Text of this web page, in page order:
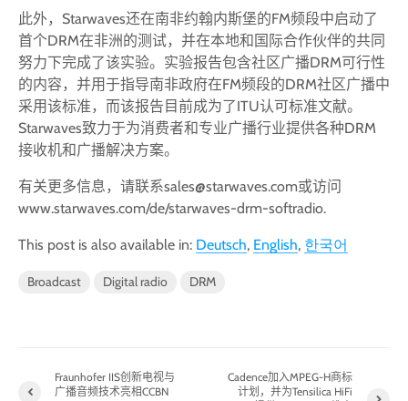
此外，Starwaves还在南非约翰内斯堡的FM频段中启动了
首个DRM在非洲的测试，并在本地和国际合作伙伴的共同
努力下完成了该实验。实验报告包含社区广播DRM可行性
的内容，并用于指导南非政府在FM频段的DRM社区广播中
采用该标准，而该报告目前成为了ITU认可标准文献。
Starwaves致力于为消费者和专业广播行业提供各种DRM
接收机和广播解决方案。
有关更多信息，请联系sales@starwaves.com或访问
www.starwaves.com/de/starwaves-drm-softradio.
This post is also available in: Deutsch English 한국어
Broadcast Digital radio DRM
Fraunhofer IIS创新电视与
广播音频技术亮相CCBN
Cadence加入MPEG-H商标
计划，并为Tensilica HiFi